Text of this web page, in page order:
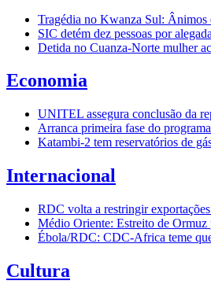
Tragédia no Kwanza Sul: Ânimos
SIC detém dez pessoas por
Detida no Cuanza-Norte mulher
Economia
UNITEL assegura conclusão da
Arranca primeira fase do
Katambi-2 tem reservatórios de
Internacional
RDC volta a restringir
Médio Oriente: Estreito de Ormuz
Ébola/RDC: CDC-Africa teme
Cultura